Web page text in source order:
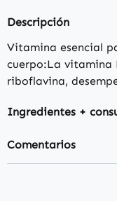
Descripción
Vitamina esencial
cuerpo:La vitamina
riboflavina,
Ingredientes +
Comentarios